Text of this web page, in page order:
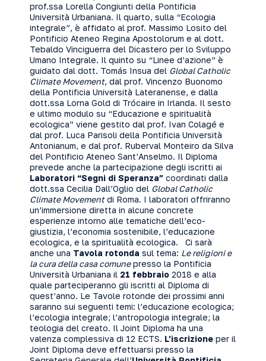
prof.ssa Lorella Congiunti della Pontificia
Università Urbaniana. Il quarto, sulla “Ecologia
integrale”, è affidato al prof. Massimo Losito del
Pontificio Ateneo Regina Apostolorum e al dott.
Tebaldo Vinciguerra del Dicastero per lo Sviluppo
Umano Integrale. Il quinto su “Linee d’azione” è
guidato dal dott. Tomás Insua del Global Catholic
Climate Movement, dal prof. Vincenzo Buonomo
della Pontificia Università Lateranense, e dalla
dott.ssa Lorna Gold di Trócaire in Irlanda. Il sesto
e ultimo modulo su “Educazione e spiritualità
ecologica” viene gestito dal prof. Ivan Colagé e
dal prof. Luca Parisoli della Pontificia Università
Antonianum, e dal prof. Ruberval Monteiro da Silva
del Pontificio Ateneo Sant’Anselmo. Il Diploma
prevede anche la partecipazione degli iscritti ai
Laboratori “Segni di Speranza” coordinati dalla
dott.ssa Cecilia Dall’Oglio del Global Catholic
Climate Movementdi Roma. I laboratori offriranno
un’immersione diretta in alcune concrete
esperienze intorno alle tematiche dell’eco-
giustizia, l’economia sostenibile, l’educazione
ecologica, e la spiritualità ecologica. Ci sarà
anche una Tavola rotonda sul tema: Le religioni e
la cura della casa comunepresso la Pontificia
Università Urbaniana il 21 febbraio 2018 e alla
quale parteciperanno gli iscritti al Diploma di
quest’anno. Le Tavole rotonde dei prossimi anni
saranno sui seguenti temi: l’educazione ecologica;
l’ecologia integrale; l’antropologia integrale; la
teologia del creato. Il Joint Diploma ha una
valenza complessiva di 12 ECTS. L’iscrizione per il
Joint Diploma deve effettuarsi presso la